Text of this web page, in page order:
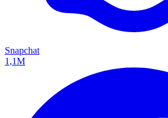
Snapchat
1,1M